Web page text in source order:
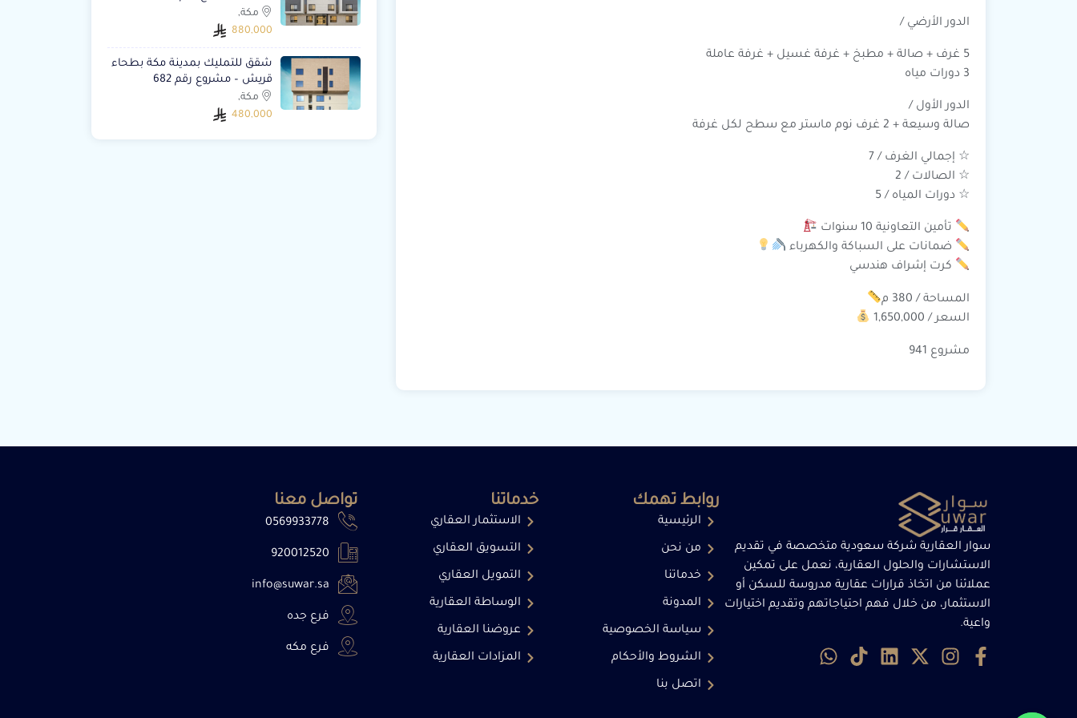
الدور الأرضي /
5 غرف + صالة + مطبخ + غرفة غسيل + غرفة عاملة
3 دورات مياه
الدور الأول /
صالة وسيعة + 2 غرف نوم ماستر مع سطح لكل غرفة
☆ إجمالي الغرف / 7
☆ الصالات / 2
☆ دورات المياه / 5
تأمين التعاونية 10 سنوات
ضمانات على السباكة والكهرباء
كرت إشراف هندسي
المساحة / 380 م
السعر / 1,650,000
مشروع 941
مكة,
880,000
شقق للتمليك بمدينة مكة بطحاء
قريش – مشروع رقم 682
مكة,
480,000
سوار العقارية شركة سعودية متخصصة في تقديم
الاستشارات والحلول العقارية، نعمل على تمكين
عملائنا من اتخاذ قرارات عقارية مدروسة للسكن أو
الاستثمار، من خلال فهم احتياجاتهم وتقديم اختيارات
واعية.
روابط تهمك
الرئيسية
من نحن
خدماتنا
المدونة
سياسة الخصوصية
الشروط والأحكام
اتصل بنا
خدماتنا
الاستثمار العقاري
التسويق العقاري
التمويل العقاري
الوساطة العقارية
عروضنا العقارية
المزادات العقارية
تواصل معنا
0569933778
920012520
info@suwar.sa
فرع جده
فرع مكه